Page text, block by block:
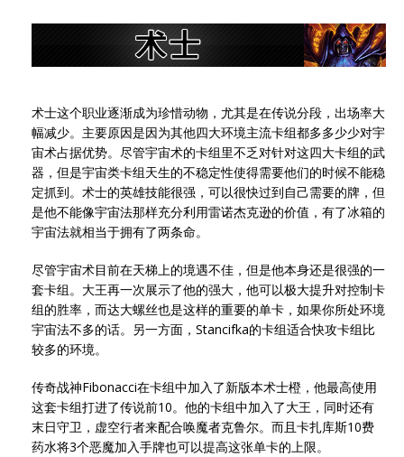
术士这个职业逐渐成为珍惜动物，尤其是在传说分段，出场率大
幅减少。主要原因是因为其他四大环境主流卡组都多多少少对宇
宙术占据优势。尽管宇宙术的卡组里不乏对针对这四大卡组的武
器，但是宇宙类卡组天生的不稳定性使得需要他们的时候不能稳
定抓到。术士的英雄技能很强，可以很快过到自己需要的牌，但
是他不能像宇宙法那样充分利用雷诺杰克逊的价值，有了冰箱的
宇宙法就相当于拥有了两条命。
尽管宇宙术目前在天梯上的境遇不佳，但是他本身还是很强的一
套卡组。大王再一次展示了他的强大，他可以极大提升对控制卡
组的胜率，而达大螺丝也是这样的重要的单卡，如果你所处环境
宇宙法不多的话。另一方面，Stancifka的卡组适合快攻卡组比
较多的环境。
传奇战神Fibonacci在卡组中加入了新版本术士橙，他最高使用
这套卡组打进了传说前10。他的卡组中加入了大王，同时还有
末日守卫，虚空行者来配合唤魔者克鲁尔。而且卡扎库斯10费
药水将3个恶魔加入手牌也可以提高这张单卡的上限。